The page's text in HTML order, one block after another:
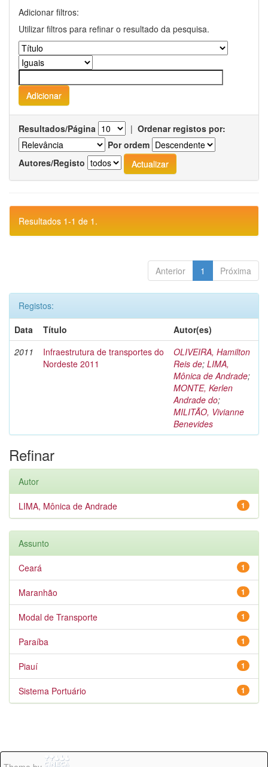
Adicionar filtros:
Utilizar filtros para refinar o resultado da pesquisa.
Resultados/Página | Ordenar registos por:
Por ordem
Autores/Registo
Resultados 1-1 de 1.
Anterior 1 Próxima
Registos:
Data
Título
Autor(es)
2011
Infraestrutura de transportes do
Nordeste 2011
OLIVEIRA, Hamilton
Reis de; LIMA,
Mônica de Andrade;
MONTE, Kerlen
Andrade do;
MILITÃO, Vivianne
Benevides
Refinar
Autor
1
LIMA, Mônica de Andrade
Assunto
1
Ceará
1
Maranhão
1
Modal de Transporte
1
Paraíba
1
Piauí
1
Sistema Portuário